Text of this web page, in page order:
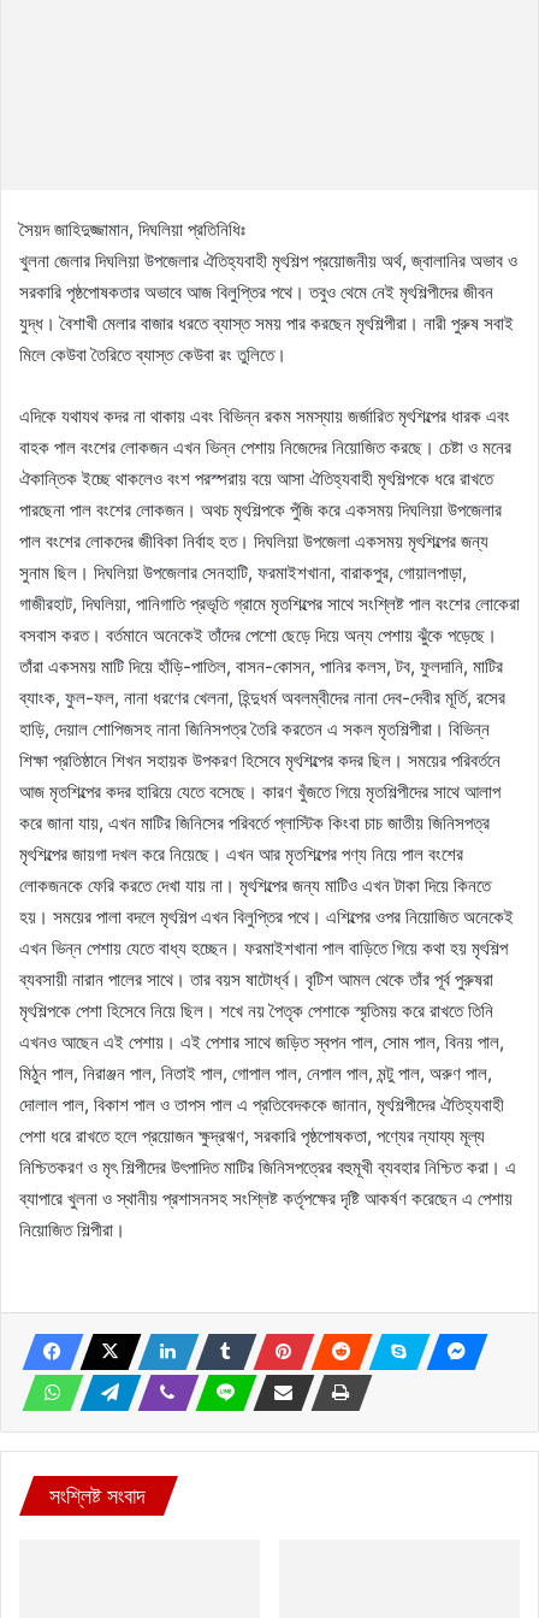
সৈয়দ জাহিদুজ্জামান, দিঘলিয়া প্রতিনিধিঃ
খুলনা জেলার দিঘলিয়া উপজেলার ঐতিহ্যবাহী মৃৎশিল্প প্রয়োজনীয় অর্থ, জ্বালানির অভাব ও
সরকারি পৃষ্ঠপোষকতার অভাবে আজ বিলুপ্তির পথে। তবুও থেমে নেই মৃৎশিল্পীদের জীবন
যুদ্ধ। বৈশাখী মেলার বাজার ধরতে ব্যাস্ত সময় পার করছেন মৃৎশিল্পীরা। নারী পুরুষ সবাই
মিলে কেউবা তৈরিতে ব্যাস্ত কেউবা রং তুলিতে।
এদিকে যথাযথ কদর না থাকায় এবং বিভিন্ন রকম সমস্যায় জর্জারিত মৃৎশিল্পের ধারক এবং
বাহক পাল বংশের লোকজন এখন ভিন্ন পেশায় নিজেদের নিয়োজিত করছে। চেষ্টা ও মনের
ঐকান্তিক ইচ্ছে থাকলেও বংশ পরস্পরায় বয়ে আসা ঐতিহ্যবাহী মৃৎশিল্পকে ধরে রাখতে
পারছেনা পাল বংশের লোকজন। অথচ মৃৎশিল্পকে পুঁজি করে একসময় দিঘলিয়া উপজেলার
পাল বংশের লোকদের জীবিকা নির্বাহ হত। দিঘলিয়া উপজেলা একসময় মৃৎশিল্পের জন্য
সুনাম ছিল। দিঘলিয়া উপজেলার সেনহাটি, ফরমাইশখানা, বারাকপুর, গোয়ালপাড়া,
গাজীরহাট, দিঘলিয়া, পানিগাতি প্রভৃতি গ্রামে মৃতশিল্পের সাথে সংশ্লিষ্ট পাল বংশের লোকেরা
বসবাস করত। বর্তমানে অনেকেই তাঁদের পেশাে ছেড়ে দিয়ে অন্য পেশায় ঝুঁকে পড়েছে।
তাঁরা একসময় মাটি দিয়ে হাঁড়ি-পাতিল, বাসন-কোসন, পানির কলস, টব, ফুলদানি, মাটির
ব্যাংক, ফুল-ফল, নানা ধরণের খেলনা, হিন্দুধর্ম অবলম্বীদের নানা দেব-দেবীর মূর্তি, রসের
হাড়ি, দেয়াল শোপিজসহ নানা জিনিসপত্র তৈরি করতেন এ সকল মৃতশিল্পীরা। বিভিন্ন
শিক্ষা প্রতিষ্ঠানে শিখন সহায়ক উপকরণ হিসেবে মৃৎশিল্পের কদর ছিল। সময়ের পরিবর্তনে
আজ মৃতশিল্পের কদর হারিয়ে যেতে বসেছে। কারণ খুঁজতে গিয়ে মৃতশিল্পীদের সাথে আলাপ
করে জানা যায়, এখন মাটির জিনিসের পরিবর্তে প্লাস্টিক কিংবা চাচ জাতীয় জিনিসপত্র
মৃৎশিল্পের জায়গা দখল করে নিয়েছে। এখন আর মৃতশিল্পের পণ্য নিয়ে পাল বংশের
লোকজনকে ফেরি করতে দেখা যায় না। মৃৎশিল্পের জন্য মাটিও এখন টাকা দিয়ে কিনতে
হয়। সময়ের পালা বদলে মৃৎশিল্প এখন বিলুপ্তির পথে। এশিল্পের ওপর নিয়োজিত অনেকেই
এখন ভিন্ন পেশায় যেতে বাধ্য হচ্ছেন। ফরমাইশখানা পাল বাড়িতে গিয়ে কথা হয় মৃৎশিল্প
ব্যবসায়ী নারান পালের সাথে। তার বয়স ষাটোর্ধ্ব। বৃটিশ আমল থেকে তাঁর পূর্ব পুরুষরা
মৃৎশিল্পকে পেশা হিসেবে নিয়ে ছিল। শখে নয় পৈতৃক পেশাকে স্মৃতিময় করে রাখতে তিনি
এখনও আছেন এই পেশায়। এই পেশার সাথে জড়িত স্বপন পাল, সোম পাল, বিনয় পাল,
মিঠুন পাল, নিরাঞ্জন পাল, নিতাই পাল, গোপাল পাল, নেপাল পাল, মন্টু পাল, অরুণ পাল,
দোলাল পাল, বিকাশ পাল ও তাপস পাল এ প্রতিবেদককে জানান, মৃৎশিল্পীদের ঐতিহ্যবাহী
পেশা ধরে রাখতে হলে প্রয়োজন ক্ষুদ্রঋণ, সরকারি পৃষ্ঠপোষকতা, পণ্যের ন্যায্য মূল্য
নিশ্চিতকরণ ও মৃৎ শিল্পীদের উৎপাদিত মাটির জিনিসপত্রের বহুমূখী ব্যবহার নিশ্চিত করা। এ
ব্যাপারে খুলনা ও স্থানীয় প্রশাসনসহ সংশ্লিষ্ট কর্তৃপক্ষের দৃষ্টি আকর্ষণ করেছেন এ পেশায়
নিয়োজিত শিল্পীরা।
সংশ্লিষ্ট সংবাদ